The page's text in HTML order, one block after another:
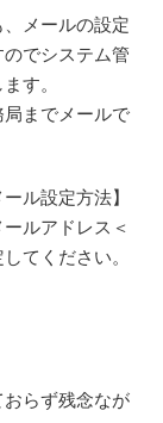
メールの設定
でシステム管
す。
までメールで
ル設定方法】
ルアドレス＜
てください。
らず残念なが